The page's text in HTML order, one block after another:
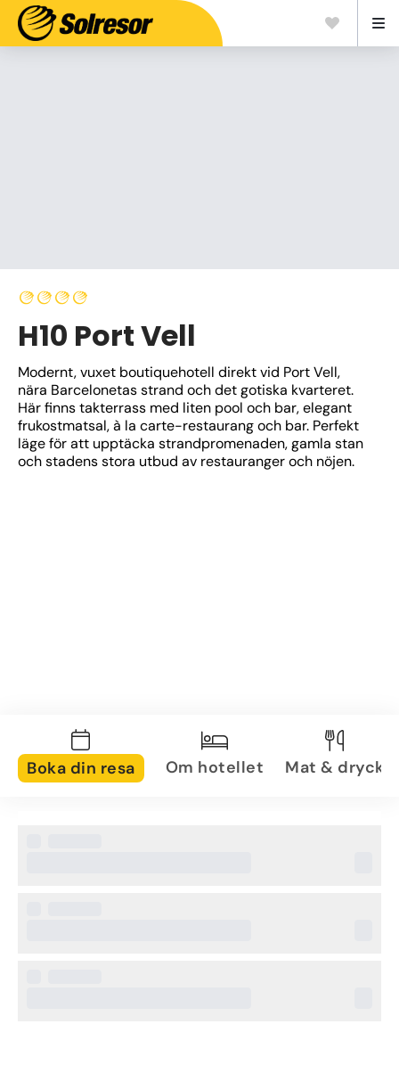
H10 Port Vell
Modernt, vuxet boutiquehotell direkt vid Port Vell,
nära Barcelonetas strand och det gotiska kvarteret.
Här finns takterrass med liten pool och bar, elegant
frukostmatsal, à la carte-restaurang och bar. Perfekt
läge för att upptäcka strandpromenaden, gamla stan
och stadens stora utbud av restauranger och nöjen.
Boka din resa Om hotellet Mat & dryck